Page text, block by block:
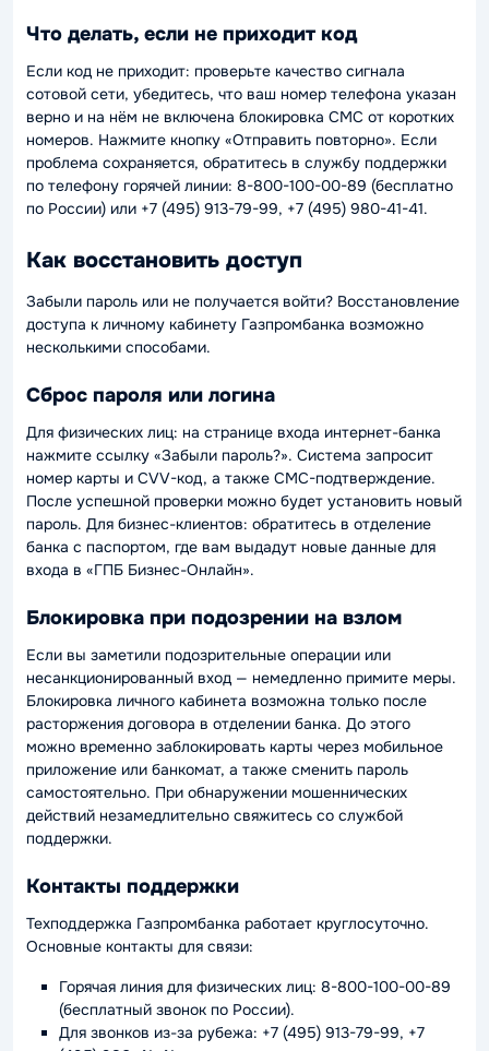
Что делать, если не приходит код
Если код не приходит: проверьте качество сигнала
сотовой сети, убедитесь, что ваш номер телефона указан
верно и на нём не включена блокировка СМС от коротких
номеров. Нажмите кнопку «Отправить повторно». Если
проблема сохраняется, обратитесь в службу поддержки
по телефону горячей линии: 8-800-100-00-89 (бесплатно
по России) или +7 (495) 913-79-99, +7 (495) 980-41-41.
Как восстановить доступ
Забыли пароль или не получается войти? Восстановление
доступа к личному кабинету Газпромбанка возможно
несколькими способами.
Сброс пароля или логина
Для физических лиц: на странице входа интернет-банка
нажмите ссылку «Забыли пароль?». Система запросит
номер карты и CVV-код, а также СМС-подтверждение.
После успешной проверки можно будет установить новый
пароль. Для бизнес-клиентов: обратитесь в отделение
банка с паспортом, где вам выдадут новые данные для
входа в «ГПБ Бизнес-Онлайн».
Блокировка при подозрении на взлом
Если вы заметили подозрительные операции или
несанкционированный вход — немедленно примите меры.
Блокировка личного кабинета возможна только после
расторжения договора в отделении банка. До этого
можно временно заблокировать карты через мобильное
приложение или банкомат, а также сменить пароль
самостоятельно. При обнаружении мошеннических
действий незамедлительно свяжитесь со службой
поддержки.
Контакты поддержки
Техподдержка Газпромбанка работает круглосуточно.
Основные контакты для связи:
Горячая линия для физических лиц: 8-800-100-00-89
(бесплатный звонок по России).
Для звонков из-за рубежа: +7 (495) 913-79-99, +7